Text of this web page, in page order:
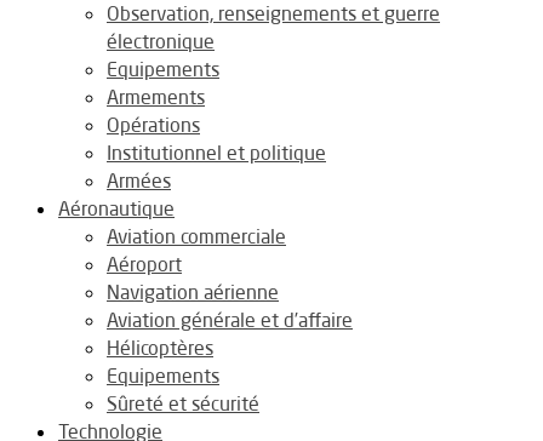
Observation, renseignements et guerre
électronique
Equipements
Armements
Opérations
Institutionnel et politique
Armées
Aéronautique
Aviation commerciale
Aéroport
Navigation aérienne
Aviation générale et d’affaire
Hélicoptères
Equipements
Sûreté et sécurité
Technologie